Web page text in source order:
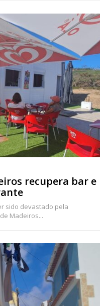
recupera bar e
sido devastado pela
Madeiros...